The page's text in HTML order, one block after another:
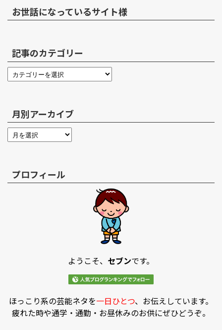
お世話になっているサイト様
記事のカテゴリー
月別アーカイブ
プロフィール
ようこそ、 セブンです。
ほっこり系の芸能ネタを一日ひとつ、お伝えしています。
疲れた時や通学・通勤・お昼休みのお供にぜひどうぞ。